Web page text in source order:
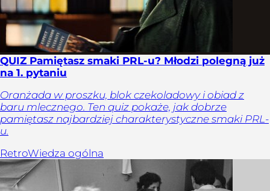
QUIZ Pamiętasz smaki PRL-u? Młodzi polegną już
na 1. pytaniu
Oranżada w proszku, blok czekoladowy i obiad z
baru mlecznego. Ten quiz pokaże, jak dobrze
pamiętasz najbardziej charakterystyczne smaki PRL-
u.
RetroWiedza ogólna